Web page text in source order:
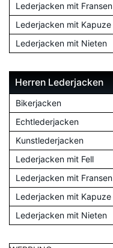
Lederjacken mit Fransen
Lederjacken mit Kapuze
Lederjacken mit Nieten
Herren Lederjacken
Bikerjacken
Echtlederjacken
Kunstlederjacken
Lederjacken mit Fell
Lederjacken mit Fransen
Lederjacken mit Kapuze
Lederjacken mit Nieten